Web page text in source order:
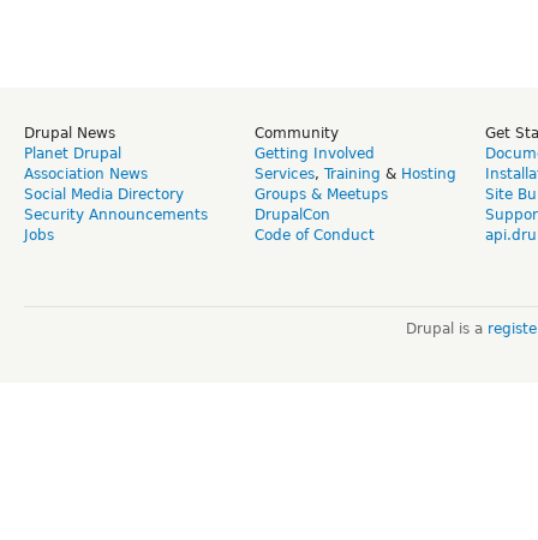
Drupal News
Planet Drupal
Association News
Social Media Directory
Security Announcements
Jobs
Community
Getting Involved
Services, Training & Hosting
Groups & Meetups
DrupalCon
Code of Conduct
Get
Site
Drupal is a